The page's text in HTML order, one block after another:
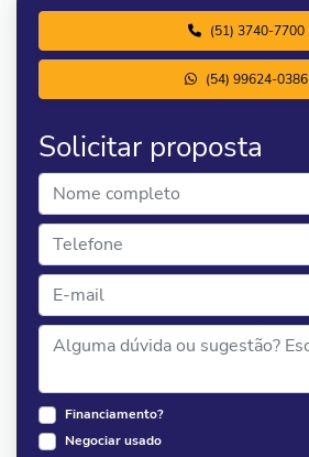
(51) 3740-7700
(54) 99624-0386
Solicitar proposta
Financiamento?
Negociar usado